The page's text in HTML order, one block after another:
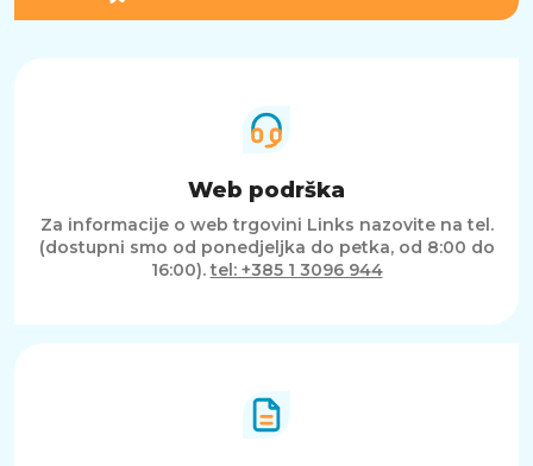
Web podrška
Za informacije o web trgovini Links nazovite na tel.
(dostupni smo od ponedjeljka do petka, od 8:00 do
16:00).tel: +385 1 3096 944